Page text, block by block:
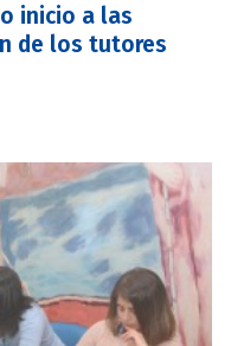
inicio a las
de los tutores